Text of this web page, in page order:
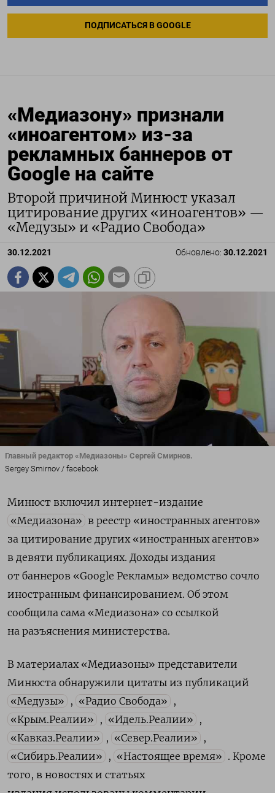
ПОДПИСАТЬСЯ В GOOGLE
«Медиазону» признали
«иноагентом» из-за
рекламных баннеров от
Google на сайте
Второй причиной Минюст указал
цитирование других «иноагентов» —
«Медузы» и «Радио Свобода»
30.12.2021 Обновлено: 30.12.2021
Главный редактор «Медиазоны» Сергей Смирнов.
Sergey Smirnov / facebook
Минюст включил интернет-издание
«Медиазона» в реестр «иностранных агентов»
за цитирование других «иностранных агентов»
в девяти публикациях. Доходы издания
от баннеров «Google Рекламы» ведомство сочло
иностранным финансированием. Об этом
сообщила сама «Медиазона» со ссылкой
на разъяснения министерства.
В материалах «Медиазоны» представители
Минюста обнаружили цитаты из публикаций
«Медузы» , «Радио Свобода» ,
«Крым.Реалии» , «Идель.Реалии» ,
«Кавказ.Реалии» , «Север.Реалии» ,
«Сибирь.Реалии» , «Настоящее время» . Кроме
того, в новостях и статьях